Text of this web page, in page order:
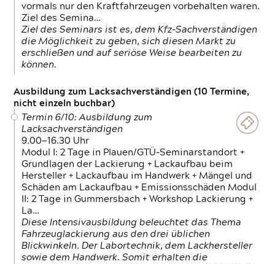
vormals nur den Kraftfahrzeugen vorbehalten waren.
Ziel des Semina…
Ziel des Seminars ist es, dem Kfz-Sachverständigen
die Möglichkeit zu geben, sich diesen Markt zu
erschließen und auf seriöse Weise bearbeiten zu
können.
Ausbildung zum Lacksachverständigen (10 Termine,
nicht einzeln buchbar)
Termin 6/10: Ausbildung zum
Lacksachverständigen
9.00—16.30 Uhr
Modul I: 2 Tage in Plauen/GTÜ-Seminarstandort +
Grundlagen der Lackierung + Lackaufbau beim
Hersteller + Lackaufbau im Handwerk + Mängel und
Schäden am Lackaufbau + Emissionsschäden Modul
II: 2 Tage in Gummersbach + Workshop Lackierung +
La…
Diese Intensivausbildung beleuchtet das Thema
Fahrzeuglackierung aus den drei üblichen
Blickwinkeln. Der Labortechnik, dem Lackhersteller
sowie dem Handwerk. Somit erhalten die